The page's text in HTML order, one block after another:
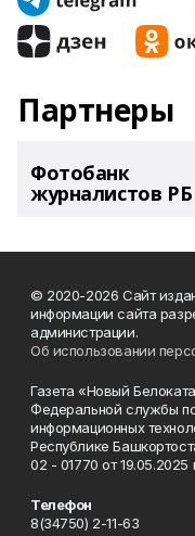
Партнеры
Фотобанк
журналистов РБ
© 2020-2026 Сайт
информации сайта
администрации.
Об использовании
Газета «Новый
Федеральной службы
информационных
Республике
02 - 01770 от 19.05.2025
Телефон
8(34750) 2-11-63